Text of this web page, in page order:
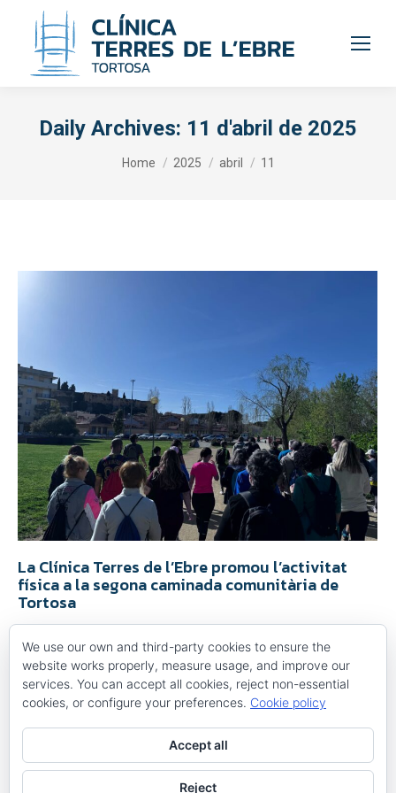
Daily Archives: 11 d'abril de 2025
Home 2025 abril 11
La Clínica Terres de l’Ebre promou l’activitat
física a la segona caminada comunitària de
Tortosa
Notícies,Promoció de la salut ByMaria Acosta 11 d'abril de 2025
Tortosa va celebrar aquest passat diumenge, 6 d’abril, una
nova edició de la caminada comunitària en motiu del Dia
Mundial de l’Activitat Física, amb la participació activa de
diversos sectors com la salut, l’educació i l’esport. La
iniciativa, que va reunir desenes de ciutadans al parc Teodor
González, va estar impulsada pel Pla Local de…
We use our own and third-party cookies to ensure the
website works properly, measure usage, and improve our
services. You can accept all cookies, reject non-essential
cookies, or configure your preferences. Cookie policy
Accept all
Reject